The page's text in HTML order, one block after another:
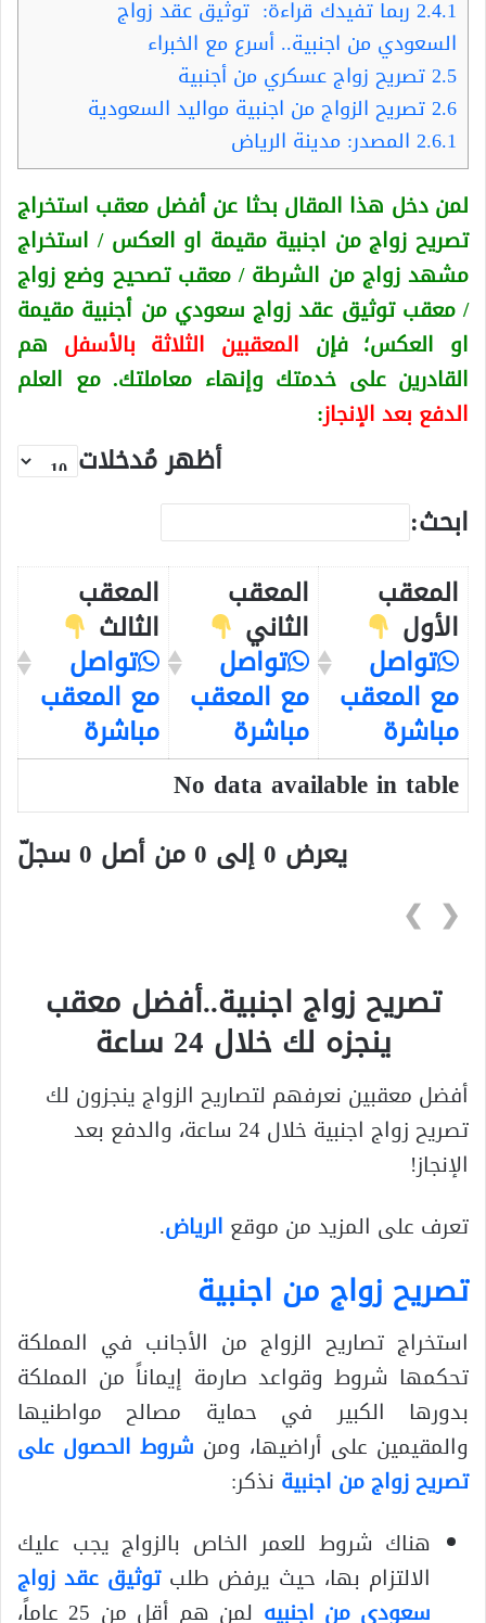
2.4.1 ربما تفيدك قراءة: توثيق عقد زواج
السعودي من اجنبية.. أسرع مع الخبراء
2.5تصريح زواج عسكري من أجنبية
2.6تصريح الزواج من اجنبية مواليد السعودية
2.6.1 المصدر: مدينة الرياض
لمن دخل هذا المقال بحثا عن أفضل معقب استخراج
تصريح زواج من اجنبية مقيمة او العكس/ استخراج
مشهد زواج من الشرطة / معقب تصحيح وضع زواج
/ معقب توثيق عقد زواج سعودي من أجنبية مقيمة
او العكس؛ فإن المعقبين الثلاثة بالأسفل هم
القادرين على خدمتك وإنهاء معاملتك. مع العلم
الدفع بعد الإنجاز:
أظهر مُدخلات
ابحث:
المعقب
الأول
تواصل
مع المعقب
مباشرة
المعقب
الثاني
تواصل
مع المعقب
مباشرة
المعقب
الثالث
تواصل
مع المعقب
مباشرة
No data available in table
يعرض 0 إلى 0 من أصل 0 سجلّ
❮
❯
تصريح زواج اجنبية..أفضل معقب
ينجزه لك خلال 24 ساعة
أفضل معقبين نعرفهم لتصاريح الزواج ينجزون لك
تصريح زواج اجنبية خلال 24 ساعة، والدفع بعد
الإنجاز!
تعرف على المزيد من موقع الرياض.
تصريح زواج من اجنبية
استخراج تصاريح الزواج من الأجانب في المملكة
تحكمها شروط وقواعد صارمة إيماناً من المملكة
بدورها الكبير في حماية مصالح مواطنيها
والمقيمين على أراضيها، ومن شروط الحصول على
تصريح زواج من اجنبية نذكر:
هناك شروط للعمر الخاص بالزواج يجب عليك
الالتزام بها، حيث يرفض طلب توثيق عقد زواج
سعودي من اجنبيه
لمن هم أقل من 25 عاماً،